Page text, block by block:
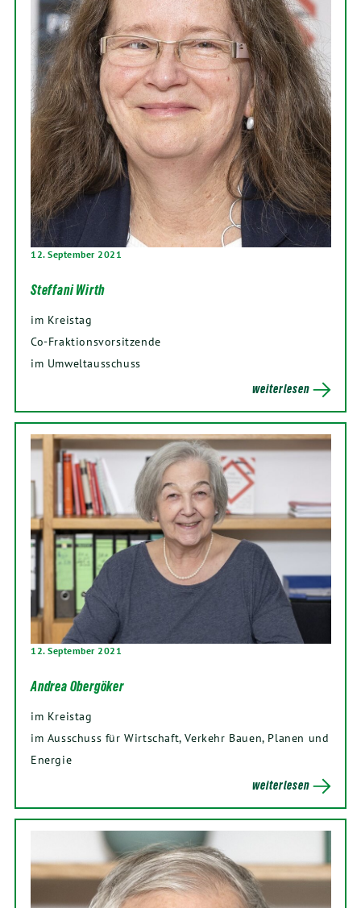
12. September 2021
Steffani Wirth
im Kreistag
Co-Fraktionsvorsitzende
im Umweltausschuss
weiterlesen
12. September 2021
Andrea Obergöker
im Kreistag
im Ausschuss für Wirtschaft, Verkehr Bauen, Planen und
Energie
weiterlesen